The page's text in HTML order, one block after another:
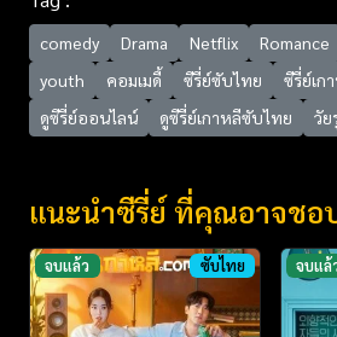
comedy Drama Netflix Romance
youth
คอมเมดี้ ซีรี่ย์ซับไทย ซีรี่ย์เก
ดูซีรี่ย์ออนไลน์
ดูซีรี่ย์เกาหลีซับไทย วัย
แนะนำซีรี่ย์ ที่คุณอาจชอ
จบแล้ว ซับไทย จบแล้